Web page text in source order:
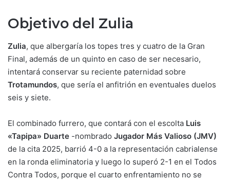
Objetivo del Zulia
Zulia, que albergaría los topes tres y cuatro de la Gran
Final, además de un quinto en caso de ser necesario,
intentará conservar su reciente paternidad sobre
Trotamundos, que sería el anfitrión en eventuales duelos
seis y siete.
El combinado furrero, que contará con el escolta Luis
«Tapipa» Duarte -nombrado Jugador Más Valioso (JMV)
de la cita 2025, barrió 4-0 a la representación cabrialense
en la ronda eliminatoria y luego lo superó 2-1 en el Todos
Contra Todos, porque el cuarto enfrentamiento no se